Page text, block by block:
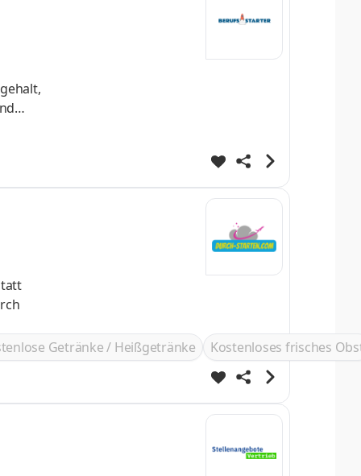
Getränke / Heißgetränke
Kostenloses frisches